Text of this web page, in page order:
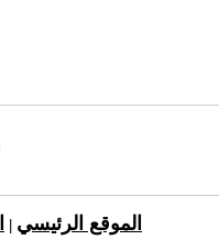
الموقع الرئيسي